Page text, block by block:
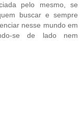
pelo mesmo, se
buscar e sempre
nesse mundo em
se de lado nem